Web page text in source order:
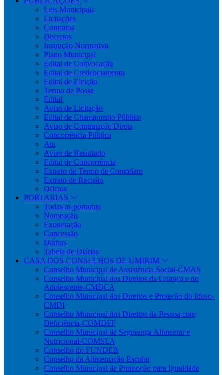
Leis Municipais
Licitações
Contratos
Decretos
Instrução Normativa
Plano Municipal
Edital de Convocação
Edital de Credenciamento
Edital de Eleição
Termo de Posse
Edital
Aviso de Licitação
Edital de Chamamento Público
Aviso de Contratação Direta
Concorrência Pública
Ata
Aviso de Resultado
Edital de Concorrência
Extrato de Termo de Comodato
Extrato de Recisão
Ofícios
PORTARIAS
Todas as portarias
Nomeação
Exoneração
Concessão
Diárias
Tabela de Diárias
CASA DOS CONSELHOS DE UMIRIM
Conselho Municipal de Assistência Social-CMAS
Conselho Municipal dos Direitos da Criança e do
Adolescente-CMDCA
Conselho Municipal dos Direitos e Proteção do Idoso-
CMDI
Conselho Municipal dos Direitos da Pessoa com
Deficiência-COMDEF
Conselho Municipal de Segurança Alimentar e
Nutricional-COMSEA
Conselho do FUNDEB
Conselho da Alimentação Escolar
Conselho Municipal de Promoção para Igualdade